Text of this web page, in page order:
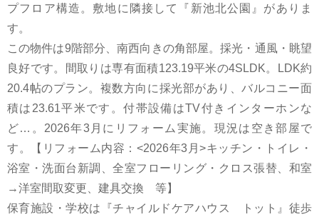
プフロア構造。敷地に隣接して『新池北公園』がありま
す。
この物件は9階部分、南西向きの角部屋。採光・通風・眺望
良好です。間取りは専有面積123.19平米の4SLDK。LDK約
20.4帖のプラン。複数方向に採光部があり、バルコニー面
積は23.61平米です。付帯設備はTV付きインターホンな
ど…。2026年3月にリフォーム実施。現況は空き部屋で
す。【リフォーム内容：<2026年3月>キッチン・トイレ・
浴室・洗面台新調、全室フローリング・クロス張替、和室
→洋室間取変更、建具交換 等】
保育施設・学校は『チャイルドケアハウス トット』徒歩